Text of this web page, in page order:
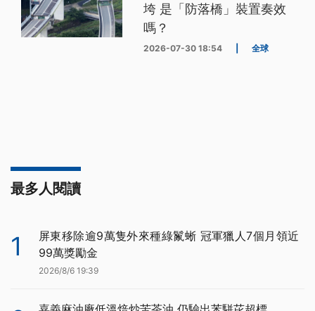
垮 是「防落橋」裝置奏效
嗎？
2026-07-30 18:54 全球
最多人閱讀
1
屏東移除逾9萬隻外來種綠鬣蜥 冠軍獵人7個月領近
99萬獎勵金
2026/8/6 19:39